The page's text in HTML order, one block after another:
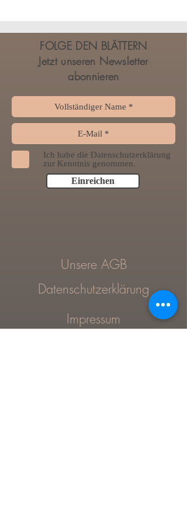
FOLGE DEN BLÄTTERN
Jetzt unseren Newsletter
abonnieren
Ich habe die Datenschutzerklärung
zur Kenntnis genommen.
Einreichen
Unsere AGB
Datenschutzerklärung
Impressum